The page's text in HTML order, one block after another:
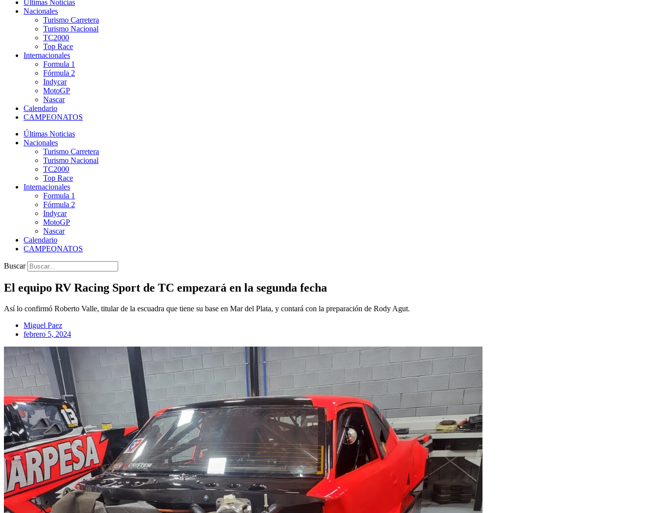
Últimas Noticias
Nacionales
Turismo Carretera
Turismo Nacional
TC2000
Top Race
Internacionales
Formula 1
Fórmula 2
Indycar
MotoGP
Nascar
Calendario
CAMPEONATOS
Últimas Noticias
Nacionales
Turismo Carretera
Turismo Nacional
TC2000
Top Race
Internacionales
Formula 1
Fórmula 2
Indycar
MotoGP
Nascar
Calendario
CAMPEONATOS
Buscar
El equipo RV Racing Sport de TC empezará en la segunda fecha
Así lo confirmó Roberto Valle, titular de la escuadra que tiene su base en Mar del Plata, y contará con la preparación de Rody Agut.
Miguel Paez
febrero 5, 2024